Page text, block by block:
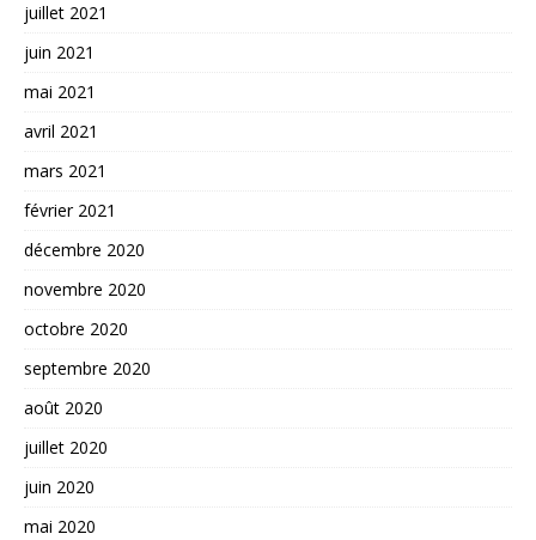
juillet 2021
juin 2021
mai 2021
avril 2021
mars 2021
février 2021
décembre 2020
novembre 2020
octobre 2020
septembre 2020
août 2020
juillet 2020
juin 2020
mai 2020